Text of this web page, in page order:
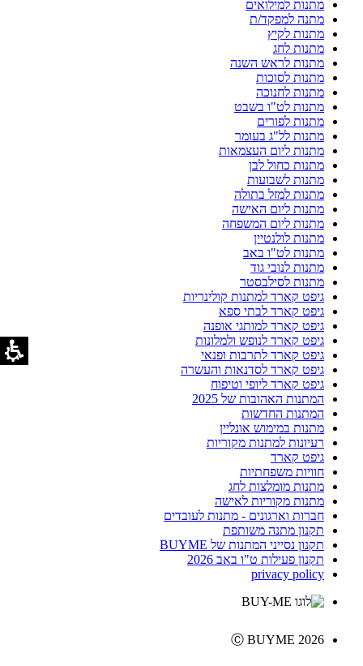
מתנות למילואים
מתנה למפקד/ת
מתנות לקיץ
מתנות לחג
מתנות לראש השנה
מתנות לסוכות
מתנות לחנוכה
מתנות לט"ו בשבט
מתנות לפורים
מתנות לל"ג בעומר
מתנות ליום העצמאות
מתנות כחול לבן
מתנות לשבועות
מתנות למזל בתולה
מתנות ליום האישה
מתנות ליום המשפחה
מתנות לולנטיין
מתנות לט"ו באב
מתנות לנובי גוד
מתנות לסילבסטר
גיפט קארד למתנות קולינריות
גיפט קארד לבתי ספא
גיפט קארד למותגי אופנה
גיפט קארד לנופש ולמלונות
גיפט קארד לתרבות ופנאי
גיפט קארד לסדנאות והעשרה
גיפט קארד ליופי וטיפוח
המתנות האהובות של 2025
המתנות החדשות
מתנות במימוש אונליין
רעיונות למתנות מקוריות
גיפט קארד
חוויות משפחתיות
מתנות מומלצות לחג
מתנות מקוריות לאישה
חברות וארגונים - מתנות לעובדים
תקנון מתנה משותפת
תקנון נסייני המתנות של BUYME
תקנון פעילות ט"ו באב 2026
privacy policy
Ⓒ BUYME 2026